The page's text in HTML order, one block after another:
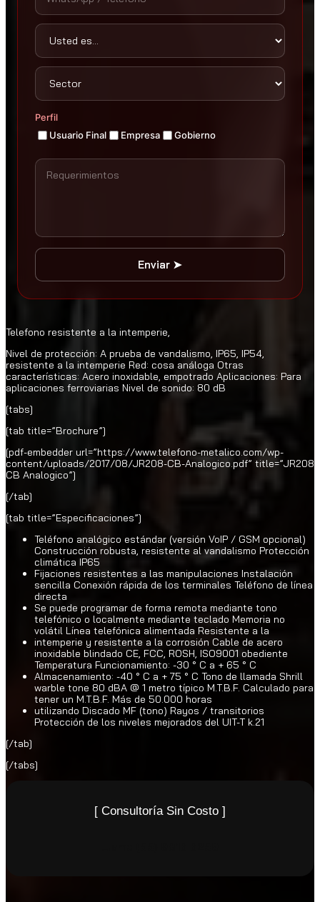
Perfil
Usuario Final Empresa Gobierno
Enviar ➤
Telefono resistente a la intemperie,
Nivel de protección: A prueba de vandalismo, IP65, IP54,
resistente a la intemperie Red: cosa análoga Otras
características: Acero inoxidable, empotrado Aplicaciones: Para
aplicaciones ferroviarias Nivel de sonido: 80 dB
[tabs]
[tab title=”Brochure”]
[pdf-embedder url=”https://www.telefono-metalico.com/wp-
content/uploads/2017/08/JR208-CB-Analogico.pdf” title=”JR208
CB Analogico”]
[/tab]
[tab title=”Especificaciones”]
Teléfono analógico estándar (versión VoIP / GSM opcional)
Construcción robusta, resistente al vandalismo Protección
climática IP65
Fijaciones resistentes a las manipulaciones Instalación
sencilla Conexión rápida de los terminales Teléfono de línea
directa
Se puede programar de forma remota mediante tono
telefónico o localmente mediante teclado Memoria no
volátil Línea telefónica alimentada Resistente a la
intemperie y resistente a la corrosión Cable de acero
inoxidable blindado CE, FCC, ROSH, ISO9001 obediente
Temperatura Funcionamiento: -30 ° C a + 65 ° C
Almacenamiento: -40 ° C a + 75 ° C Tono de llamada Shrill
warble tone 80 dBA @ 1 metro típico M.T.B.F. Calculado para
tener un M.T.B.F. Más de 50.000 horas
utilizando Discado MF (tono) Rayos / transitorios
Protección de los niveles mejorados del UIT-T k.21
[/tab]
[/tabs]
[ Consultoría Sin Costo ]